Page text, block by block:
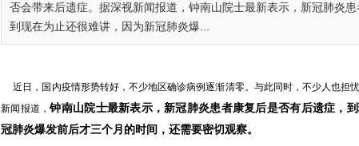
否会带来后遗症。据深视新闻报道，钟南山院士最新表示，新冠肺炎患
到现在为止还很难讲，因为新冠肺炎爆...
近日，国内疫情形势转好，不少地区确诊病例逐渐清零。与此同时，不少人也担
新闻报道，钟南山院士最新表示，新冠肺炎患者康复后是否有后遗症，
冠肺炎爆发前后才三个月的时间，还需要密切观察。